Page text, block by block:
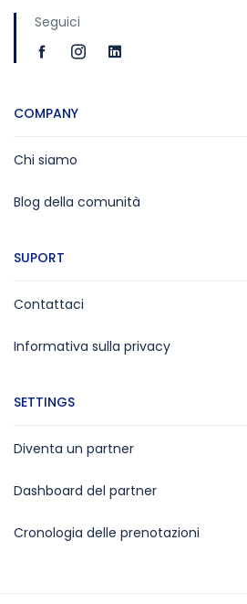
Seguici
COMPANY
Chi siamo
Blog della comunità
SUPORT
Contattaci
Informativa sulla privacy
SETTINGS
Diventa un partner
Dashboard del partner
Cronologia delle prenotazioni